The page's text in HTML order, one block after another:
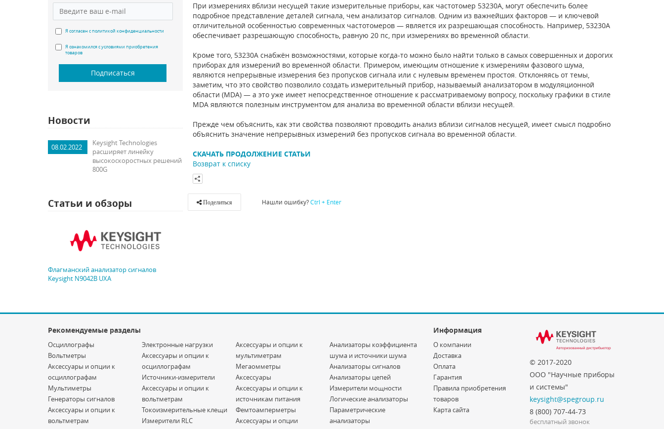
Я согласен с политикой конфиденциальности
Я ознакомился с условиями приобретения
товаров
Подписаться
Новости
08.02.2022
Keysight Technologies
расширяет линейку
высокоскоростных решений
800G
Статьи и обзоры
Флагманский анализатор сигналов
Keysight N9042B UXA
При измерениях вблизи несущей такие измерительные приборы, как частотомер 53230A, могут обеспечить более
подробное представление деталей сигнала, чем анализатор сигналов. Одним из важнейших факторов — и ключевой
отличительной особенностью современных частотомеров — является их разрешающая способность. Например, 53230A
обеспечивает разрешающую способность, равную 20 пс, при измерениях во временной области.
Кроме того, 53230A снабжён возможностями, которые когда-то можно было найти только в самых совершенных и дорогих
приборах для измерений во временной области. Примером, имеющим отношение к измерениям фазового шума,
являются непрерывные измерения без пропусков сигнала или с нулевым временем простоя. Отклоняясь от темы,
заметим, что это свойство позволило создать измерительный прибор, называемый анализатором в модуляционной
области (MDA) — а это уже имеет непосредственное отношение к рассматриваемому вопросу, поскольку графики в стиле
MDA являются полезным инструментом для анализа во временной области вблизи несущей.
Прежде чем объяснить, как эти свойства позволяют проводить анализ вблизи сигналов несущей, имеет смысл подробно
объяснить значение непрерывных измерений без пропусков сигнала во временной области.
СКАЧАТЬ ПРОДОЛЖЕНИЕ СТАТЬИ
Возврат к списку
Поделиться Нашли ошибку?Ctrl + Enter
Рекомендуемые разделы Информация
© 2017-2020
ООО "Научные приборы
и системы"
keysight@spegroup.ru
8 (800) 707-44-73
бесплатный звонок
Осциллографы
Вольтметры
Аксессуары и опции к
осциллографам
Мультиметры
Генераторы сигналов
Аксессуары и опции к
вольтметрам
Электронные нагрузки
Аксессуары и опции к
осциллографам
Источники-измерители
Аксессуары и опции к
вольтметрам
Токоизмерительные клещи
Измерители RLC
Аксессуары и опции к
мультиметрам
Мегаомметры
Аксессуары
Аксессуары и опции к
источникам питания
Фемтоамперметры
Аксессуары и опции
Анализаторы коэффициента
шума и источники шума
Анализаторы сигналов
Анализаторы цепей
Измерители мощности
Логические анализаторы
Параметрические
анализаторы
О компании
Доставка
Оплата
Гарантия
Правила приобретения
товаров
Карта сайта